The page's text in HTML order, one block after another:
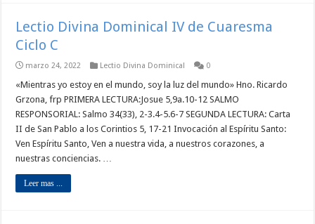
Lectio Divina Dominical IV de Cuaresma
Ciclo C
marzo 24, 2022 Lectio Divina Dominical 0
«Mientras yo estoy en el mundo, soy la luz del mundo» Hno. Ricardo
Grzona, frp PRIMERA LECTURA:Josue 5,9a.10-12 SALMO
RESPONSORIAL: Salmo 34(33), 2-3.4-5.6-7 SEGUNDA LECTURA: Carta
II de San Pablo a los Corintios 5, 17-21 Invocación al Espíritu Santo:
Ven Espíritu Santo, Ven a nuestra vida, a nuestros corazones, a
nuestras conciencias. …
Leer mas ...